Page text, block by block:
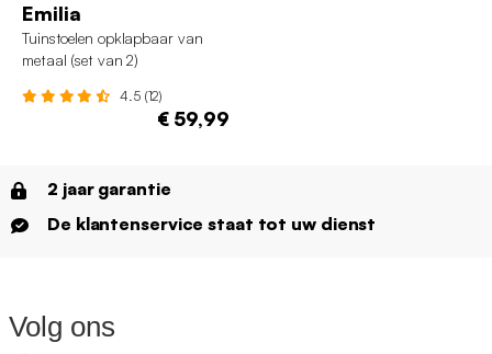
Emilia
Tuinstoelen opklapbaar van
metaal (set van 2)
4.5 (12)
€ 59,99
2 jaar garantie
De klantenservice staat tot uw dienst
Volg ons